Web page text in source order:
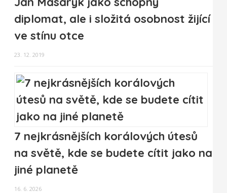
diplomat, ale i složitá osobnost žijící
ve stínu otce
23. 12. 2019
7 nejkrásnějších korálových útesů
na světě, kde se budete cítit jako na
jiné planetě
16. 6. 2026